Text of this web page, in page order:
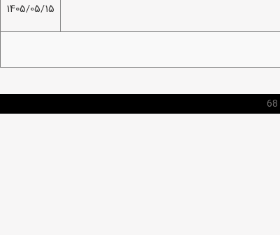
1405/05/15